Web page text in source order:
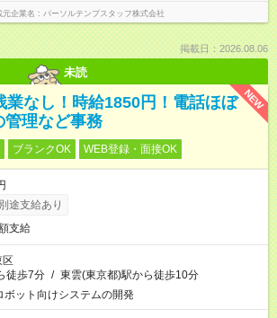
元企業名 パーソルテンプスタッフ株式会社
掲載日：2026.08.06
未読
NEW
業なし！時給1850円！電話ほぼ
管理など事務
ブランクOK WEB登録・面接OK
途支給あり
支給
区
徒歩7分 / 東雲(東京都)駅から徒歩10分
ボット向けシステムの開発